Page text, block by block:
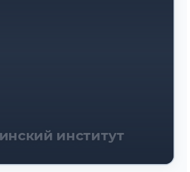
институт